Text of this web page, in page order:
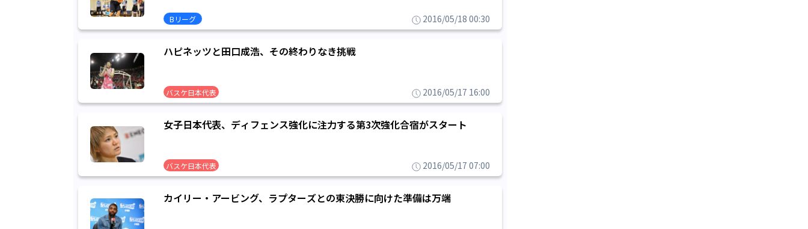
Bリーグ 2016/05/18 00:30
ハピネッツと田口成浩、その終わりなき挑戦
バスケ日本代表 2016/05/17 16:00
女子日本代表、ディフェンス強化に注力する第3次強化合宿がスタート
バスケ日本代表 2016/05/17 07:00
カイリー・アービング、ラプターズとの東決勝に向けた準備は万端